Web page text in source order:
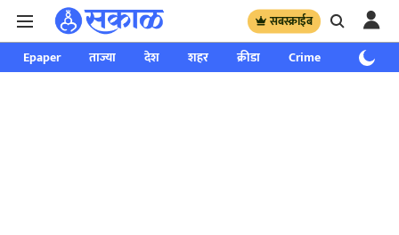
सबस्क्राईब
Epaper ताज्या देश शहर क्रीडा Crime साप्ताहिक